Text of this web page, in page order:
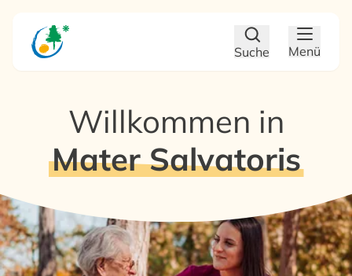
Zum Hauptinhalt
Zum Footer
Suche
Menü
Willkommen in
Mater Salvatoris